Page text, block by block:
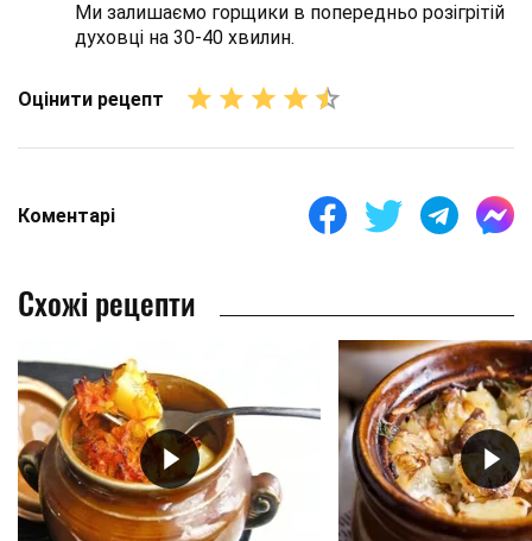
Ми залишаємо горщики в попередньо розігрітій
духовці на 30-40 хвилин.
Оцінити рецепт
Коментарі
Схожі рецепти